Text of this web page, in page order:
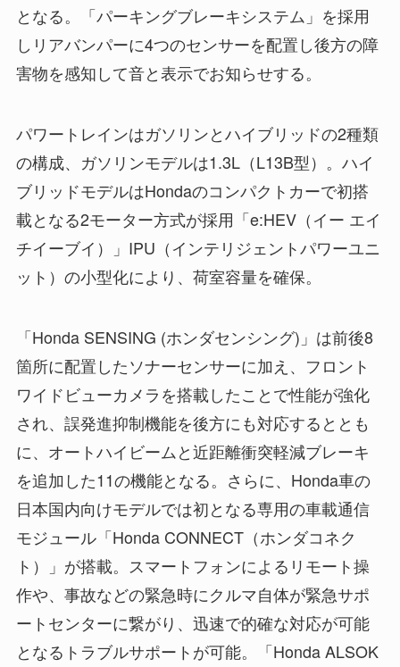
となる。「パーキングブレーキシステム」を採用
しリアバンパーに4つのセンサーを配置し後方の障
害物を感知して音と表示でお知らせする。
パワートレインはガソリンとハイブリッドの2種類
の構成、ガソリンモデルは1.3L（L13B型）。ハイ
ブリッドモデルはHondaのコンパクトカーで初搭
載となる2モーター方式が採用「e:HEV（イー エイ
チイーブイ）」IPU（インテリジェントパワーユニ
ット）の小型化により、荷室容量を確保。
「Honda SENSING (ホンダセンシング)」は前後8
箇所に配置したソナーセンサーに加え、フロント
ワイドビューカメラを搭載したことで性能が強化
され、誤発進抑制機能を後方にも対応するととも
に、オートハイビームと近距離衝突軽減ブレーキ
を追加した11の機能となる。さらに、Honda車の
日本国内向けモデルでは初となる専用の車載通信
モジュール「Honda CONNECT（ホンダコネク
ト）」が搭載。スマートフォンによるリモート操
作や、事故などの緊急時にクルマ自体が緊急サポ
ートセンターに繋がり、迅速で的確な対応が可能
となるトラブルサポートが可能。「Honda ALSOK